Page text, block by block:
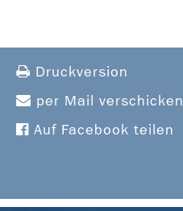
Druckversion
per Mail verschicken
Auf Facebook teilen